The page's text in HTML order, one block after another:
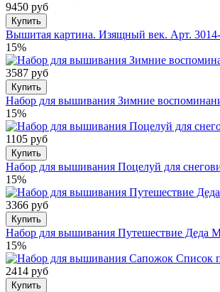
9450 руб
Купить
Вышитая картина. Изящный век. Арт.
15%
3587 руб
Купить
Набор для вышивания Зимние
15%
1105 руб
Купить
Набор для вышивания Поцелуй для
15%
3366 руб
Купить
Набор для вышивания Путешествие Деда
15%
2414 руб
Купить